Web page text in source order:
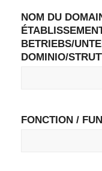
NOM DU
BETRIEBS/
DOMINIO/
FONCTION /